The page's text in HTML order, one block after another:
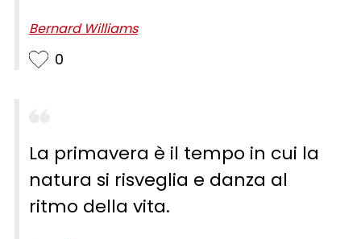
Bernard Williams
0
La primavera è il tempo in cui la
natura si risveglia e danza al
ritmo della vita.